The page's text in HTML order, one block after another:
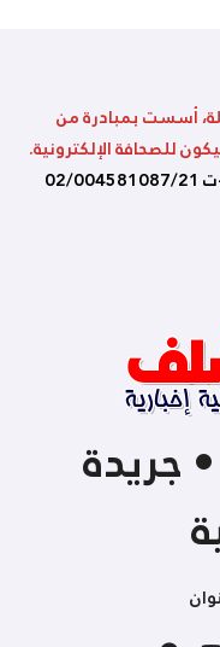
أسست بمبادرة من
للصحافة الإلكترونية.
تصدر عن – وكالة الصحافة والإتصالات . س-ت 02/004581087/21
جريدة